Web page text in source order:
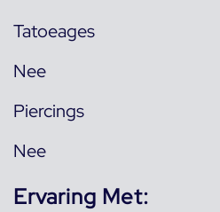
Tatoeages
Nee
Piercings
Nee
Ervaring Met: